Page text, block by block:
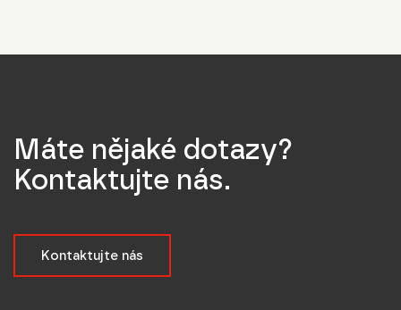
Máte nějaké dotazy?
Kontaktujte nás.
Kontaktujte nás